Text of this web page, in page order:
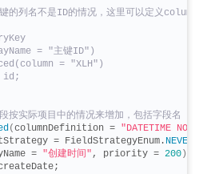
列名不是ID的情况，这里可以定义column
= "主键ID")
= "XLH")
实际项目中的情况来增加，包括字段名
(columnDefinition = "DATETIME NOT
= FieldStrategyEnum.
NEVER
= "创建时间" , priority = 200 )